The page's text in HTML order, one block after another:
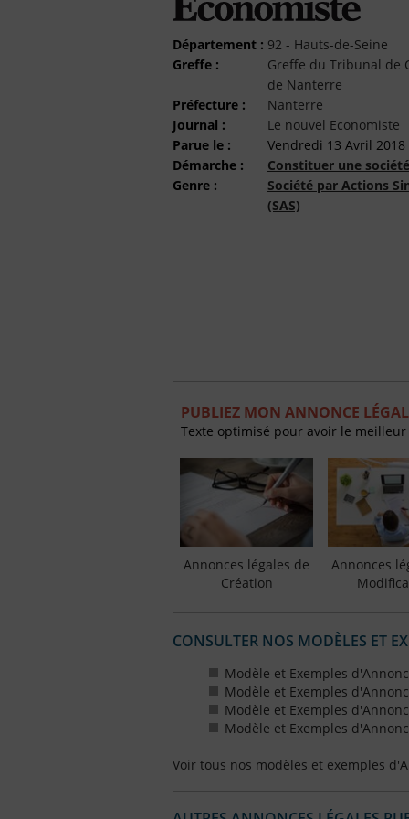
Département : 92 - Hauts-de-Seine
Greffe :
Greffe du Tribunal de
de Nanterre
Préfecture :
Nanterre
Journal :
Le nouvel Economiste
Parue le :
Vendredi 13 Avril 2018
Démarche :
Constituer une société
Genre :
Société par Actions
(SAS)
PUBLIEZ MON ANNONCE
Texte optimisé pour avoir le
Annonces légales de
Création
Annonces
CONSULTER NOS MODÈLES ET
Modèle et Exemples
Modèle et Exemples
Modèle et Exemples
Modèle et Exemples
Voir tous nos modèles et exemples